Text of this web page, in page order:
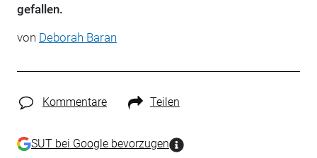
gefallen.
von Deborah Baran
Kommentare Teilen
SUT bei Google bevorzugen